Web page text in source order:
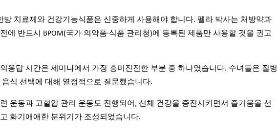
방 치료제와 건강기능식품은 신중하게 사용해야 합니다. 펠라 박사는 처방약과
에 반드시 BPOM(국가 의약품·식품 관리청)에 등록된 제품만 사용할 것을 권고
응답 시간은 세미나에서 가장 흥미진진한 부분 중 하나였습니다. 수녀들은 질병
식 선택에 대해 열정적으로 질문했습니다.
운동과 고혈압 관리 운동도 진행되어, 신체 건강을 증진시키면서 즐거움을 선
화기애애한 분위기가 조성되었습니다.